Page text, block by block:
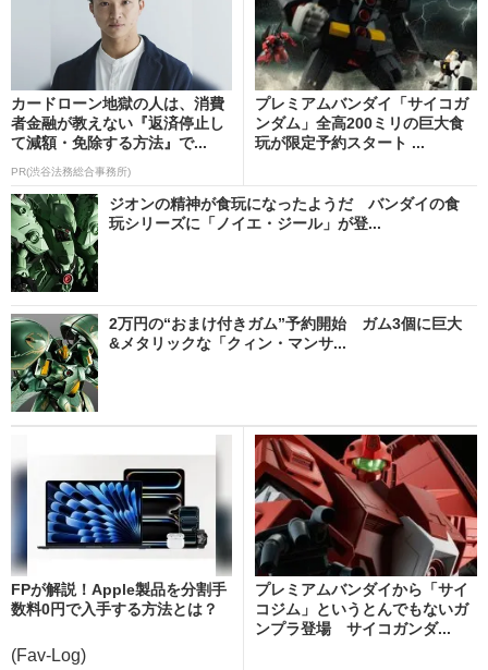
カードローン地獄の人は、消費
者金融が教えない『返済停止し
て減額・免除する方法』で...
PR(渋谷法務総合事務所)
プレミアムバンダイ「サイコガ
ンダム」全高200ミリの巨大食
玩が限定予約スタート ...
ジオンの精神が食玩になったようだ バンダイの食
玩シリーズに「ノイエ・ジール」が登...
2万円の“おまけ付きガム”予約開始 ガム3個に巨大
&メタリックな「クィン・マンサ...
FPが解説！Apple製品を分割手
数料0円で入手する方法とは？
(Fav-Log)
プレミアムバンダイから「サイ
コジム」というとんでもないガ
ンプラ登場 サイコガンダ...